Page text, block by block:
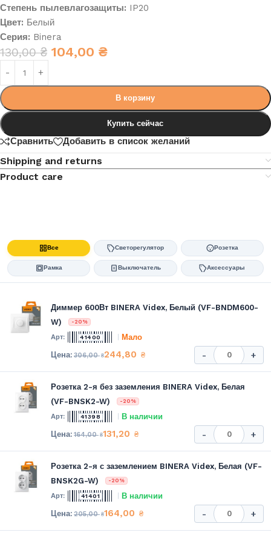
Степень пылевлагозащиты: IP20
Цвет: Белый
Серия: Binera
130,00₴ 104,00 ₴
В корзину
Купить сейчас
Сравнить Добавить в список желаний
Shipping and returns
Product care
Все Светорегулятор Розетка
Рамка Выключатель Аксессуары
Диммер 600Вт BINERA Videx, Белый (VF-BNDM600-
W)
-20%
41400 Мало
306,00₴244,80 ₴ - +
Розетка 2-я без заземления BINERA Videx, Белая
(VF-BNSK2-W)
-20%
41398 В наличии
164,00₴131,20 ₴ - +
Розетка 2-я с заземлением BINERA Videx, Белая (VF-
BNSK2G-W)
-20%
41401 В наличии
205,00₴164,00 ₴ - +